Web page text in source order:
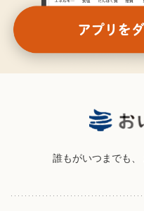
誰もがいつまでも、